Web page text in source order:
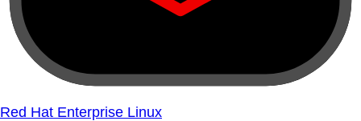
Red Hat Enterprise Linux